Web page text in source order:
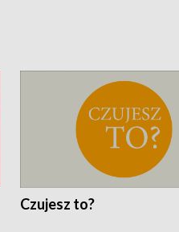
Czujesz to?